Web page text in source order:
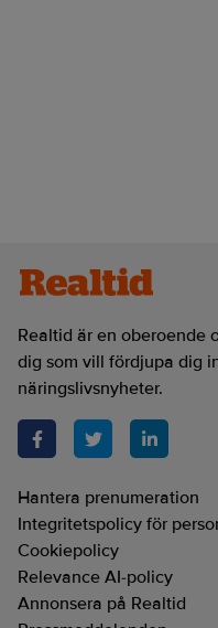
Realtid är en oberoende
dig som vill fördjupa dig
näringslivsnyheter.
Hantera prenumeration
Integritetspolicy för
Cookiepolicy
Relevance AI-policy
Annonsera på Realtid